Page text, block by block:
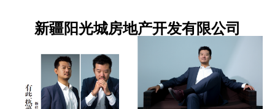
新疆阳光城房地产开发有限公司